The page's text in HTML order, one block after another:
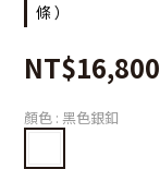
條）
NT$16,800
顏色 : 黑色銀釦